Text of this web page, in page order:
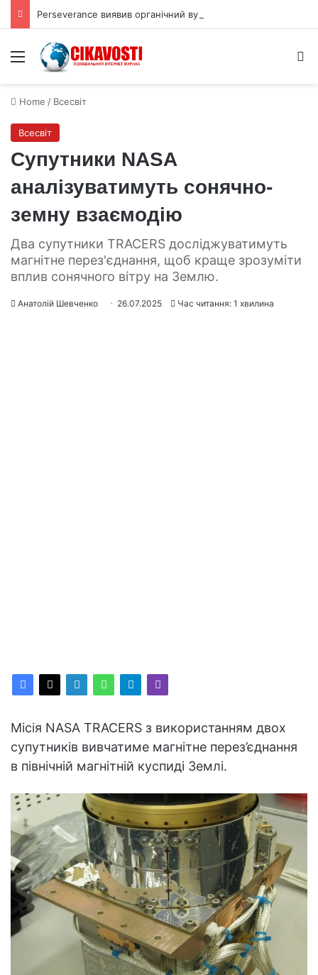
Menu
Home / Всесвіт
Всесвіт
Супутники NASA
аналізуватимуть сонячно-
земну взаємодію
Два супутники TRACERS досліджуватимуть
магнітне перез'єднання, щоб краще зрозуміти
вплив сонячного вітру на Землю.
Анатолій Шевченко 26.07.2025 Час читання: 1 хвилина
Місія NASA TRACERS з використанням двох
супутників вивчатиме магнітне перез’єднання
в північній магнітній куспиді Землі.